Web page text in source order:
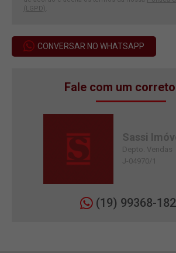
(LGPD)
CONVERSAR NO WHATSAPP
Fale com um
Sassi
Depto. Vendas
J-04970/1
(19) 99368-